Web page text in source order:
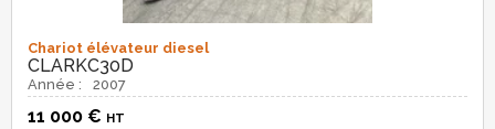
Chariot élévateur diesel
CLARKC30D
Année : 2007
11 000 € HT